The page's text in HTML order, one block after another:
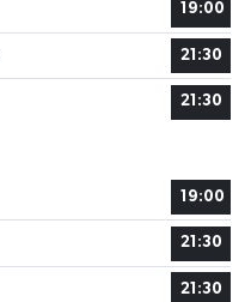
19:00
21:30
21:30
19:00
21:30
21:30